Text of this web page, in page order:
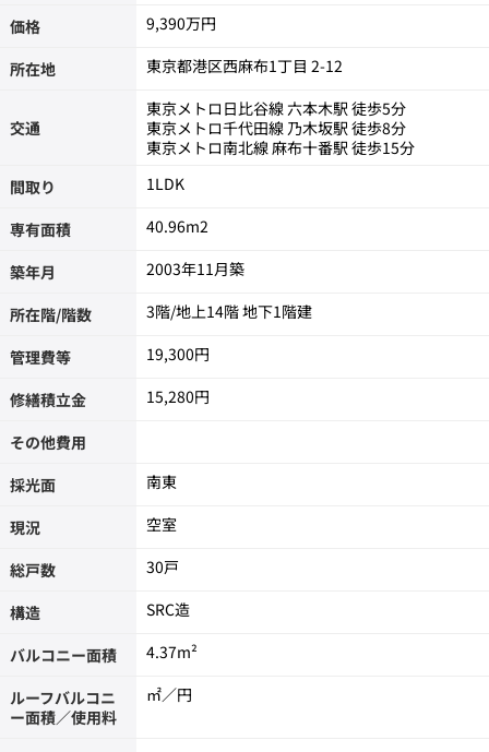
価格 9,390万円
所在地 東京都港区西麻布1丁目 2-12
交通
東京メトロ日比谷線 六本木駅 徒歩5分
東京メトロ千代田線 乃木坂駅 徒歩8分
東京メトロ南北線 麻布十番駅 徒歩15分
間取り
1LDK
専有面積 40.96m2
築年月 2003年11月築
所在階/階数 3階/地上14階 地下1階建
管理費等 19,300円
修繕積立金 15,280円
その他費用
採光面
南東
現況 空室
総戸数 30戸
構造 SRC造
バルコニー面積 4.37m²
ルーフバルコニ
ー面積／使用料
㎡／円